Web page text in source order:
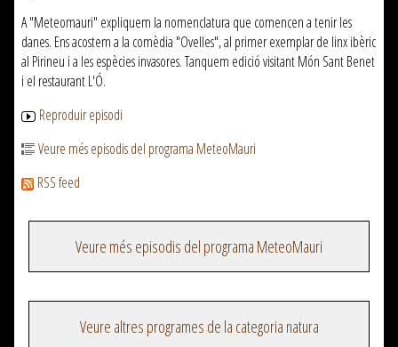
A "Meteomauri" expliquem la nomenclatura que comencen a tenir les
danes. Ens acostem a la comèdia "Ovelles", al primer exemplar de linx ibèric
al Pirineu i a les espècies invasores. Tanquem edició visitant Món Sant Benet
i el restaurant L'Ó.
Reproduir episodi
Veure més episodis del programa MeteoMauri
RSS feed
Veure més episodis del programa MeteoMauri
Veure altres programes de la categoria natura